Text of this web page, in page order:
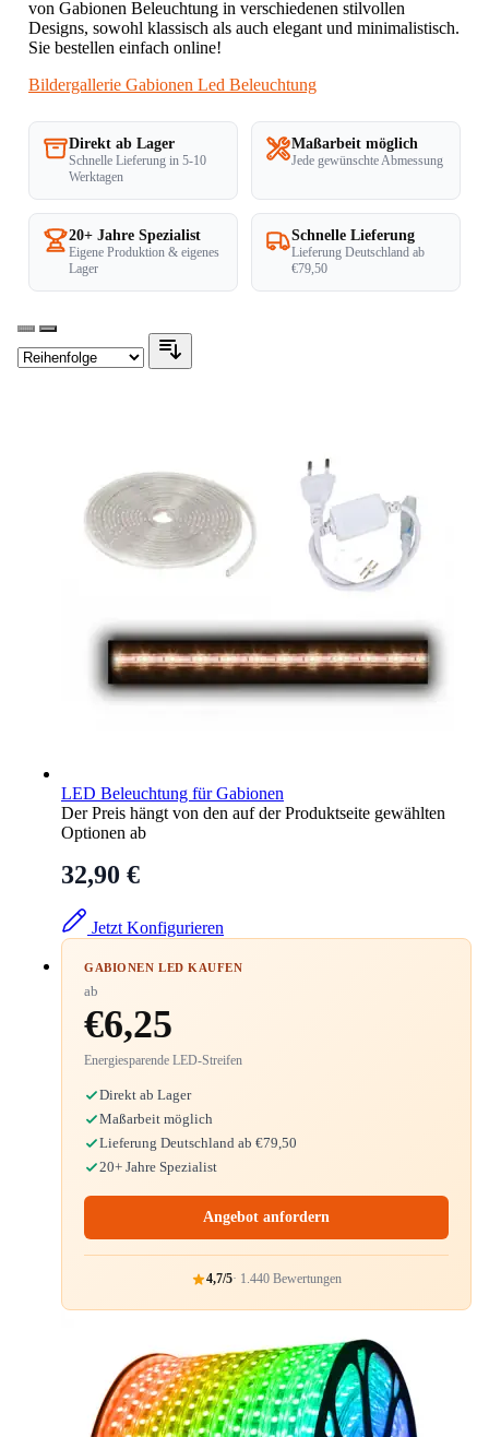
von Gabionen Beleuchtung in verschiedenen stilvollen
Designs, sowohl klassisch als auch elegant und minimalistisch.
Sie bestellen einfach online!
Bildergallerie Gabionen Led Beleuchtung
Direkt ab Lager
Schnelle Lieferung in 5-10
Werktagen
Maßarbeit möglich
Jede gewünschte Abmessung
20+ Jahre Spezialist
Eigene Produktion & eigenes
Lager
Schnelle Lieferung
Lieferung Deutschland ab
€79,50
LED Beleuchtung für Gabionen
Der Preis hängt von den auf der Produktseite gewählten
Optionen ab
32,90 €
Jetzt Konfigurieren
GABIONEN LED KAUFEN
ab
€6,25
Energiesparende LED-Streifen
Direkt ab Lager
Maßarbeit möglich
Lieferung Deutschland ab €79,50
20+ Jahre Spezialist
Angebot anfordern
4,7/5· 1.440 Bewertungen